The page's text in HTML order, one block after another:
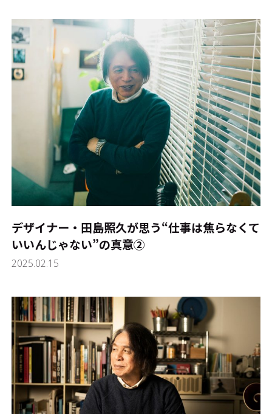
デザイナー・田島照久が思う“仕事は焦らなくて
いいんじゃない”の真意➁
2025.02.15